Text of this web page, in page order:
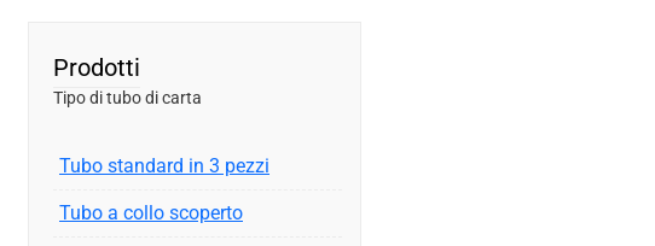
Prodotti
Tipo di tubo di carta
Tubo standard in 3 pezzi
Tubo a collo scoperto